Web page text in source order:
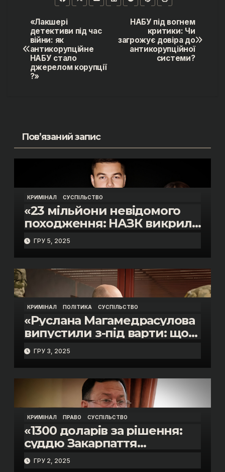
Навігація
записів
НАБУ під вогнем
критики: Чи
загрожує довіра до
антикорупційної
системи?
«Лакшері
детективи під час
війни: як
антикорупційне
НАБУ стало
джерелом корупції
?»
Пов’язаний запис
КРИМІНАЛ СУСПІЛЬСТВО
«23 мільйони невідомого
походження: НАЗК викрило
розкішне життя інспектора
митниці “Тиса” Василя
Пупени»
ГРУ 5, 2025
КРИМІНАЛ ПОЛІТИКА СУСПІЛЬСТВО
«Руслана Магамедрасулова
випустили з-під варти: що
відбувалось у залі суду»
ГРУ 3, 2025
КРИМІНАЛ ПРАВО СУСПІЛЬСТВО
«1300 доларів за рішення:
суддю Закарпаття
затримано на гарячому»
ГРУ 2, 2025